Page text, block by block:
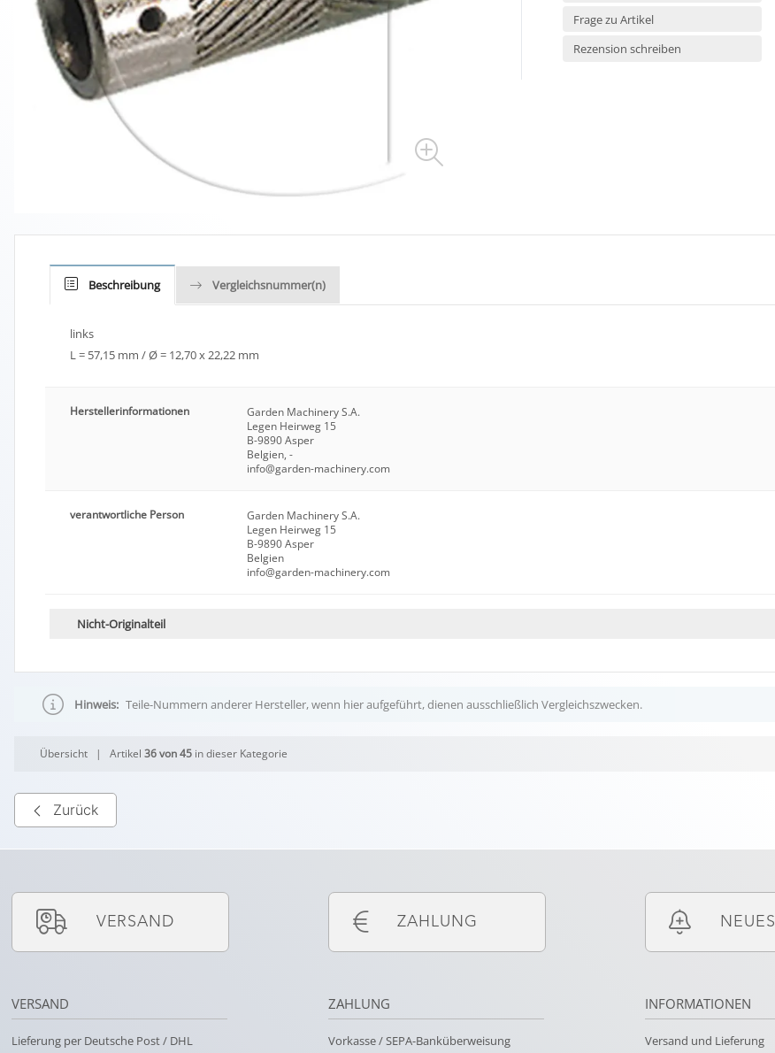
Frage zu Artikel
Rezension schreiben
Beschreibung Vergleichsnummer(n)
links
L = 57,15 mm / Ø = 12,70 x 22,22 mm
Herstellerinformationen
Garden Machinery S.A.
Legen Heirweg 15
B-9890 Asper
Belgien, -
info@garden-machinery.com
verantwortliche Person
Garden Machinery S.A.
Legen Heirweg 15
B-9890 Asper
Belgien
info@garden-machinery.com
Nicht-Originalteil
Hinweis: Teile-Nummern anderer Hersteller, wenn hier aufgeführt, dienen ausschließlich Vergleichszwecken.
Übersicht | Artikel36 von 45 in dieser Kategorie
Zurück
VERSAND
VERSAND
Lieferung per Deutsche Post / DHL
ZAHLUNG
ZAHLUNG
Vorkasse / SEPA-Banküberweisung
NEUES
INFORMATIONEN
Versand und Lieferung